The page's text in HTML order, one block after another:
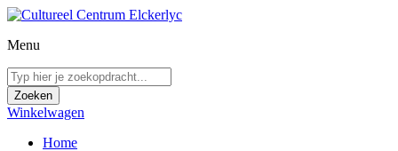
Menu
Winkelwagen
Home